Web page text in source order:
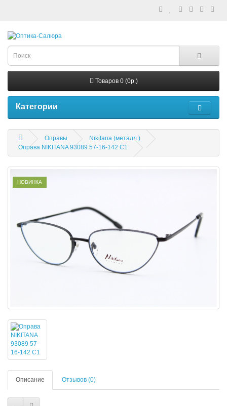
Товаров 0 (0р.)
Категории
Оправы
Nikitana (металл.)
Оправа NIKITANA 93089 57-16-142 C1
НОВИНКА
Описание Отзывов (0)